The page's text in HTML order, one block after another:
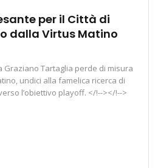
per il Città di
dalla Virtus Matino
Graziano Tartaglia perde di misura
undici alla famelica ricerca di
l’obiettivo playoff. </!--></!-->